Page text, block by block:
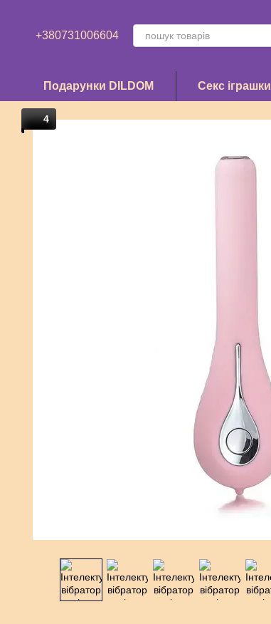
+380731006604
Подарунки DILDOM Секс іграшки
4